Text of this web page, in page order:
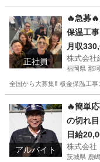
正社員
🔥急募
保温工
中👩経
月収
株式会社
福岡県 那
全国から大募集‼️ 板金保温工
土木
アルバイト
🔥簡単
の切れ
りあり
日給
株式会社
茨城県 鹿